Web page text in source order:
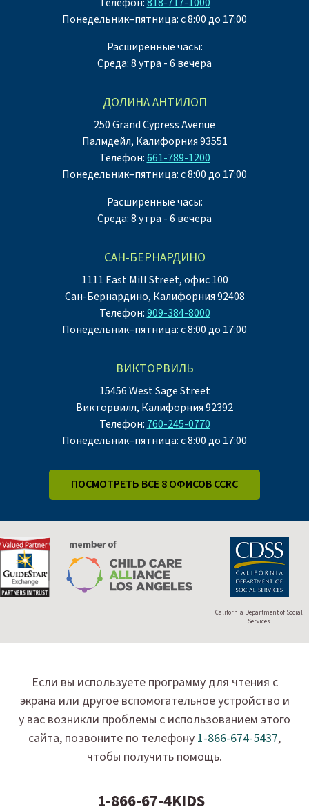
Понедельник–пятница: с 8:00 до 17:00
Расширенные часы:
Среда: 8 утра - 6 вечера
ДОЛИНА АНТИЛОП
250 Grand Cypress Avenue
Палмдейл, Калифорния 93551
Телефон:661-789-1200
Понедельник–пятница: с 8:00 до 17:00
Расширенные часы:
Среда: 8 утра - 6 вечера
САН-БЕРНАРДИНО
1111 East Mill Street, офис 100
Сан-Бернардино, Калифорния 92408
Телефон:909-384-8000
Понедельник–пятница: с 8:00 до 17:00
ВИКТОРВИЛЬ
15456 West Sage Street
Викторвилл, Калифорния 92392
Телефон: 760-245-0770
Понедельник–пятница: с 8:00 до 17:00
ПОСМОТРЕТЬ ВСЕ 8 ОФИСОВ CCRC
California Department of Social
Services
Если вы используете программу для чтения с
экрана или другое вспомогательное устройство и
у вас возникли проблемы с использованием этого
сайта, позвоните по телефону1-866-674-5437,
чтобы получить помощь.
1-866-67-4KIDS